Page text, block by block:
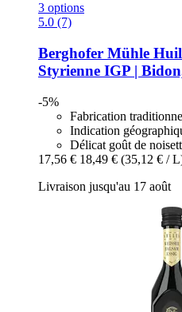
3 options
5.0 (7)
Berghofer Mühle
Styrienne IGP |
-5%
Fabrication
Indication
Délicat goût de
17,56 € 18,49 € (35,12 € /
Livraison jusqu'au 17 août